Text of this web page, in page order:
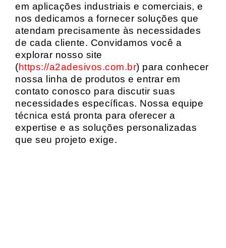
em aplicações industriais e comerciais, e
nos dedicamos a fornecer soluções que
atendam precisamente às necessidades
de cada cliente. Convidamos você a
explorar nosso site
(https://a2adesivos.com.br) para conhecer
nossa linha de produtos e entrar em
contato conosco para discutir suas
necessidades específicas. Nossa equipe
técnica está pronta para oferecer a
expertise e as soluções personalizadas
que seu projeto exige.